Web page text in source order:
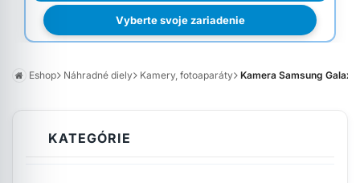
Vyberte svoje zariadenie
Eshop Náhradné diely Kamery, fotoaparáty Kamera Samsung
KATEGÓRIE